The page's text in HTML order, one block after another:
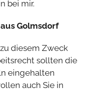
bei mir.
Golmsdorf
diesem Zweck
sollten die
eingehalten
auch Sie in